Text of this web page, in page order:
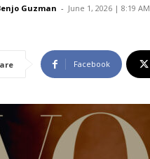
Guzman - June 1, 2026 | 8:19 AM
Facebook